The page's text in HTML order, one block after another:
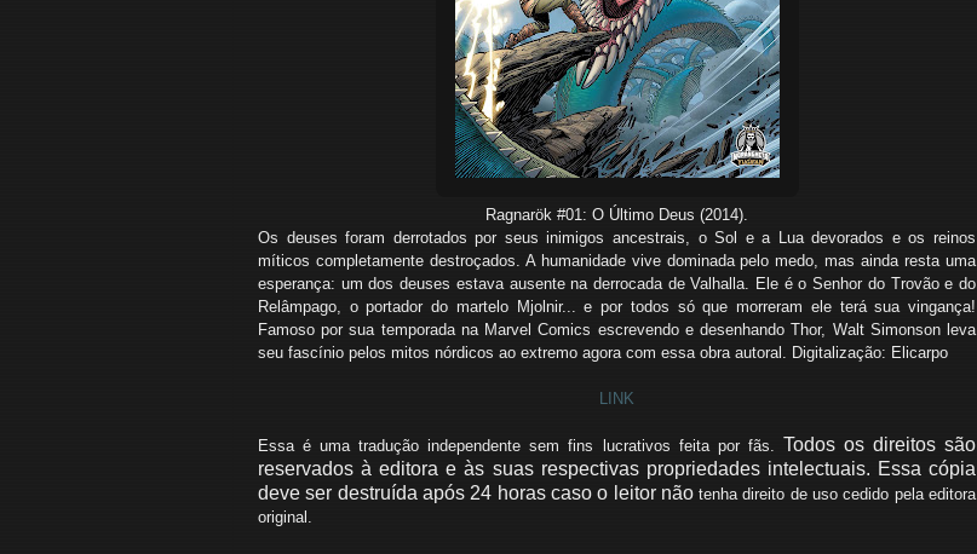
Ragnarök #01: O Último Deus (2014).
Os deuses foram derrotados por seus inimigos ancestrais, o Sol e a Lua devorados e os reinos
míticos completamente destroçados. A humanidade vive dominada pelo medo, mas ainda resta uma
esperança: um dos deuses estava ausente na derrocada de Valhalla. Ele é o Senhor do Trovão e do
Relâmpago, o portador do martelo Mjolnir... e por todos só que morreram ele terá sua vingança!
Famoso por sua temporada na Marvel Comics escrevendo e desenhando Thor, Walt Simonson leva
seu fascínio pelos mitos nórdicos ao extremo agora com essa obra autoral. Digitalização: Elicarpo
LINK
Essa é uma tradução independente sem fins lucrativos feita por fãs. Todos os direitos são
reservados à editora e às suas respectivas propriedades intelectuais. Essa cópia
deve ser destruída após 24 horas caso o leitor nãotenhadireito de uso cedido pela editora
original.